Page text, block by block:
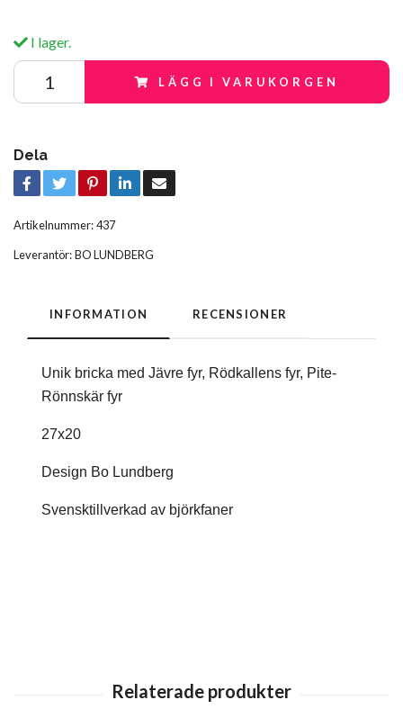
I lager.
LÄGG I VARUKORGEN
Dela
Artikelnummer:437
Leverantör:BO LUNDBERG
INFORMATION RECENSIONER
Unik bricka med Jävre fyr, Rödkallens fyr, Pite-
Rönnskär fyr
27x20
Design Bo Lundberg
Svensktillverkad av björkfaner